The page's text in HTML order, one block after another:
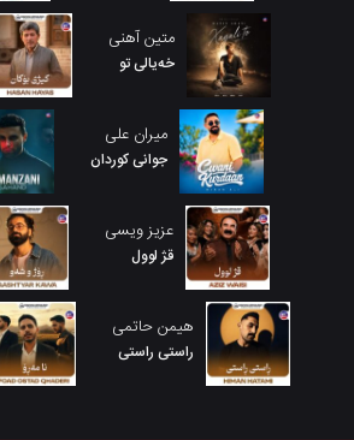
متین آهنی
خەیالی تو
میران علی
جوانی کوردان
عزیز ویسی
قژ لوول
هیمن حاتمی
راستی راستی